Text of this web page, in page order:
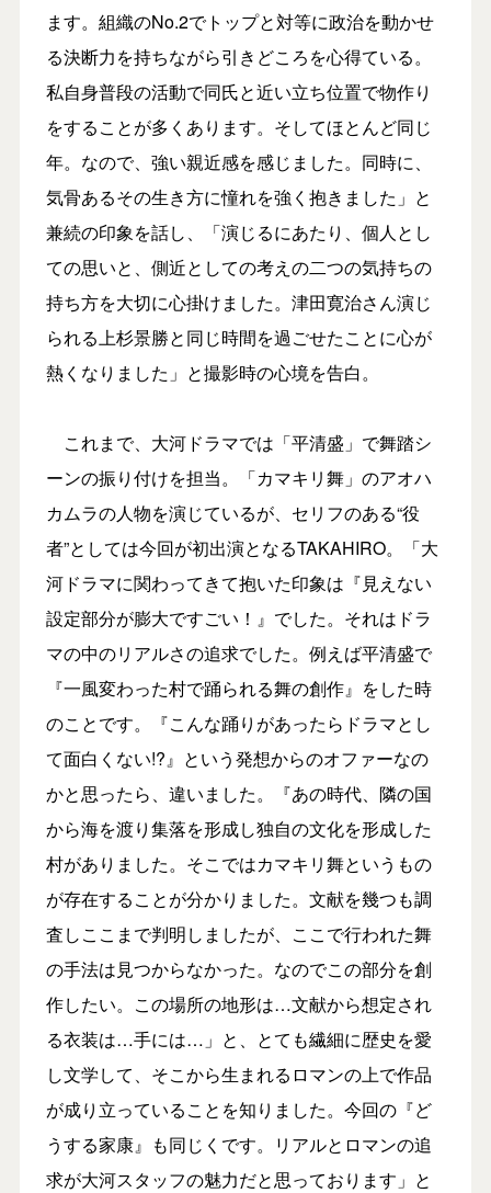
ます。組織のNo.2でトップと対等に政治を動かせ
る決断力を持ちながら引きどころを心得ている。
私自身普段の活動で同氏と近い立ち位置で物作り
をすることが多くあります。そしてほとんど同じ
年。なので、強い親近感を感じました。同時に、
気骨あるその生き方に憧れを強く抱きました」と
兼続の印象を話し、「演じるにあたり、個人とし
ての思いと、側近としての考えの二つの気持ちの
持ち方を大切に心掛けました。津田寛治さん演じ
られる上杉景勝と同じ時間を過ごせたことに心が
熱くなりました」と撮影時の心境を告白。
これまで、大河ドラマでは「平清盛」で舞踏シ
ーンの振り付けを担当。「カマキリ舞」のアオハ
カムラの人物を演じているが、セリフのある“役
者”としては今回が初出演となるTAKAHIRO。「大
河ドラマに関わってきて抱いた印象は『見えない
設定部分が膨大ですごい！』でした。それはドラ
マの中のリアルさの追求でした。例えば平清盛で
『一風変わった村で踊られる舞の創作』をした時
のことです。『こんな踊りがあったらドラマとし
て面白くない!?』という発想からのオファーなの
かと思ったら、違いました。『あの時代、隣の国
から海を渡り集落を形成し独自の文化を形成した
村がありました。そこではカマキリ舞というもの
が存在することが分かりました。文献を幾つも調
査しここまで判明しましたが、ここで行われた舞
の手法は見つからなかった。なのでこの部分を創
作したい。この場所の地形は…文献から想定され
る衣装は…手には…」と、とても繊細に歴史を愛
し文学して、そこから生まれるロマンの上で作品
が成り立っていることを知りました。今回の『ど
うする家康』も同じくです。リアルとロマンの追
求が大河スタッフの魅力だと思っております」と